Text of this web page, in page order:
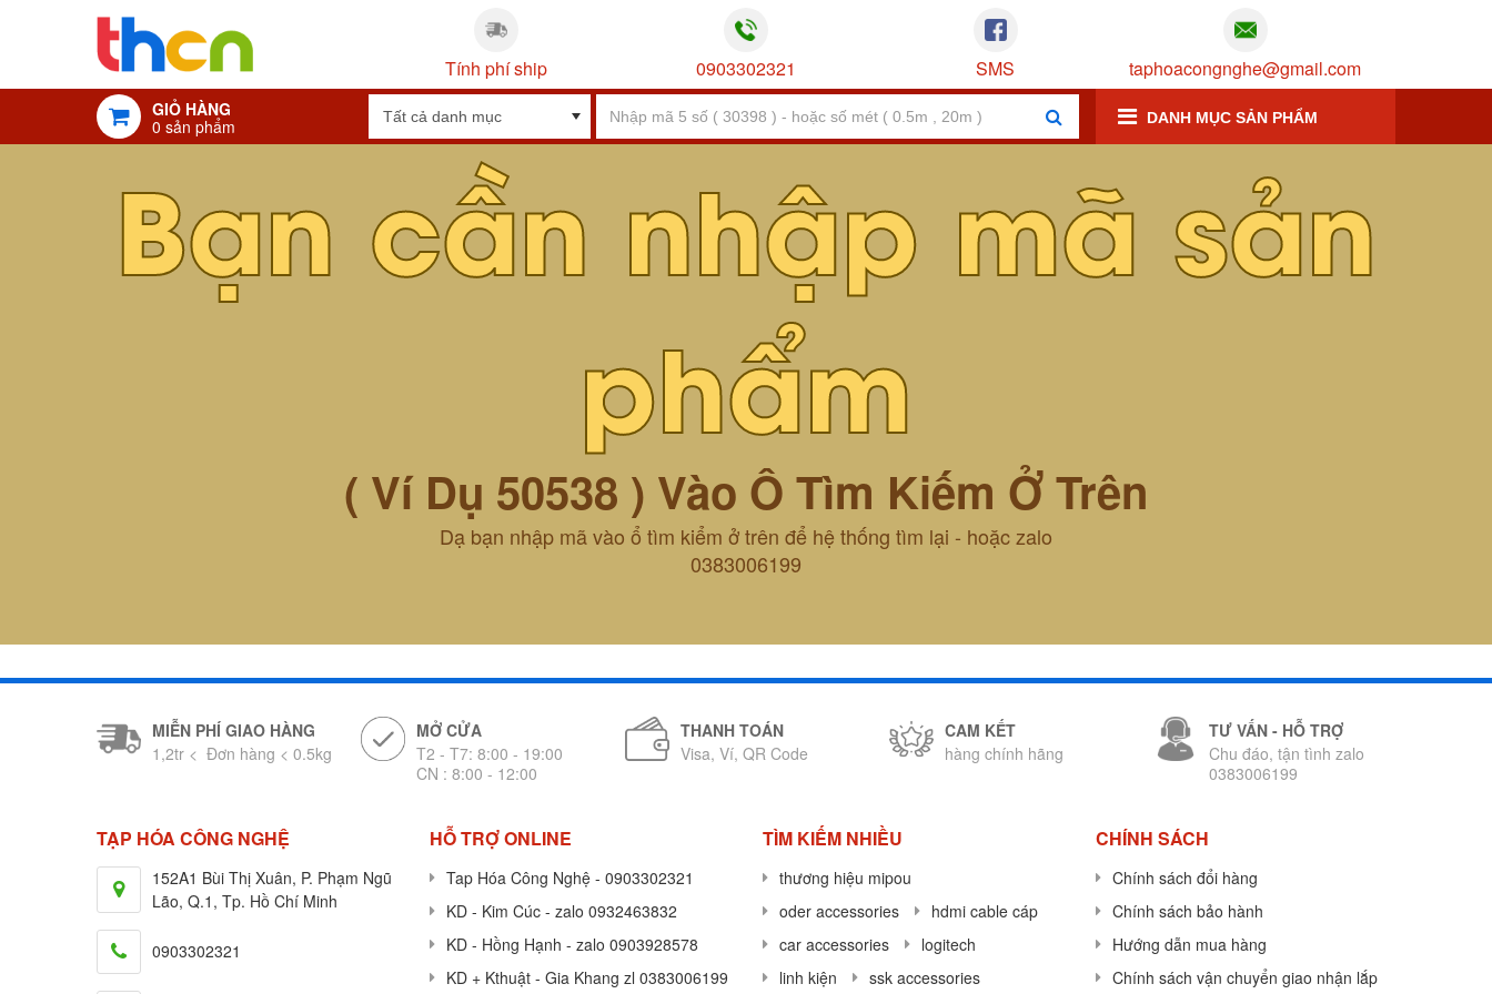
Tính phí ship 0903302321 SMS taphoacongnghe@gmail.com
GIỎ HÀNG
0 sản phẩm DANH MỤC SẢN PHẨM
Bạn cần nhập mã sản
phẩm
( Ví Dụ 50538 ) Vào Ô Tìm Kiếm Ở Trên
Dạ bạn nhập mã vào ổ tìm kiểm ở trên để hệ thống tìm lại - hoặc zalo
0383006199
MIỄN PHÍ GIAO HÀNG
1,2tr < Đơn hàng < 0.5kg
MỞ CỬA
T2 - T7: 8:00 - 19:00
CN : 8:00 - 12:00
THANH TOÁN
Visa, Ví, QR Code
CAM KẾT
hàng chính hãng
TƯ VẤN - HỖ TRỢ
Chu đáo, tận tình zalo
0383006199
TẠP HÓA CÔNG NGHỆ
152A1 Bùi Thị Xuân, P. Phạm Ngũ
Lão, Q.1, Tp. Hồ Chí Minh
0903302321
HỖ TRỢ ONLINE
Tap Hóa Công Nghệ - 0903302321
KD - Kim Cúc - zalo 0932463832
KD - Hồng Hạnh - zalo 0903928578
KD + Kthuật - Gia Khang zl 0383006199
TÌM KIẾM NHIỀU
thương hiệu mipou
oder accessories
hdmi cable cáp
car accessories
logitech
linh kiện
ssk accessories
CHÍNH SÁCH
Chính sách đổi hàng
Chính sách bảo hành
Hướng dẫn mua hàng
Chính sách vận chuyển giao nhận lắp